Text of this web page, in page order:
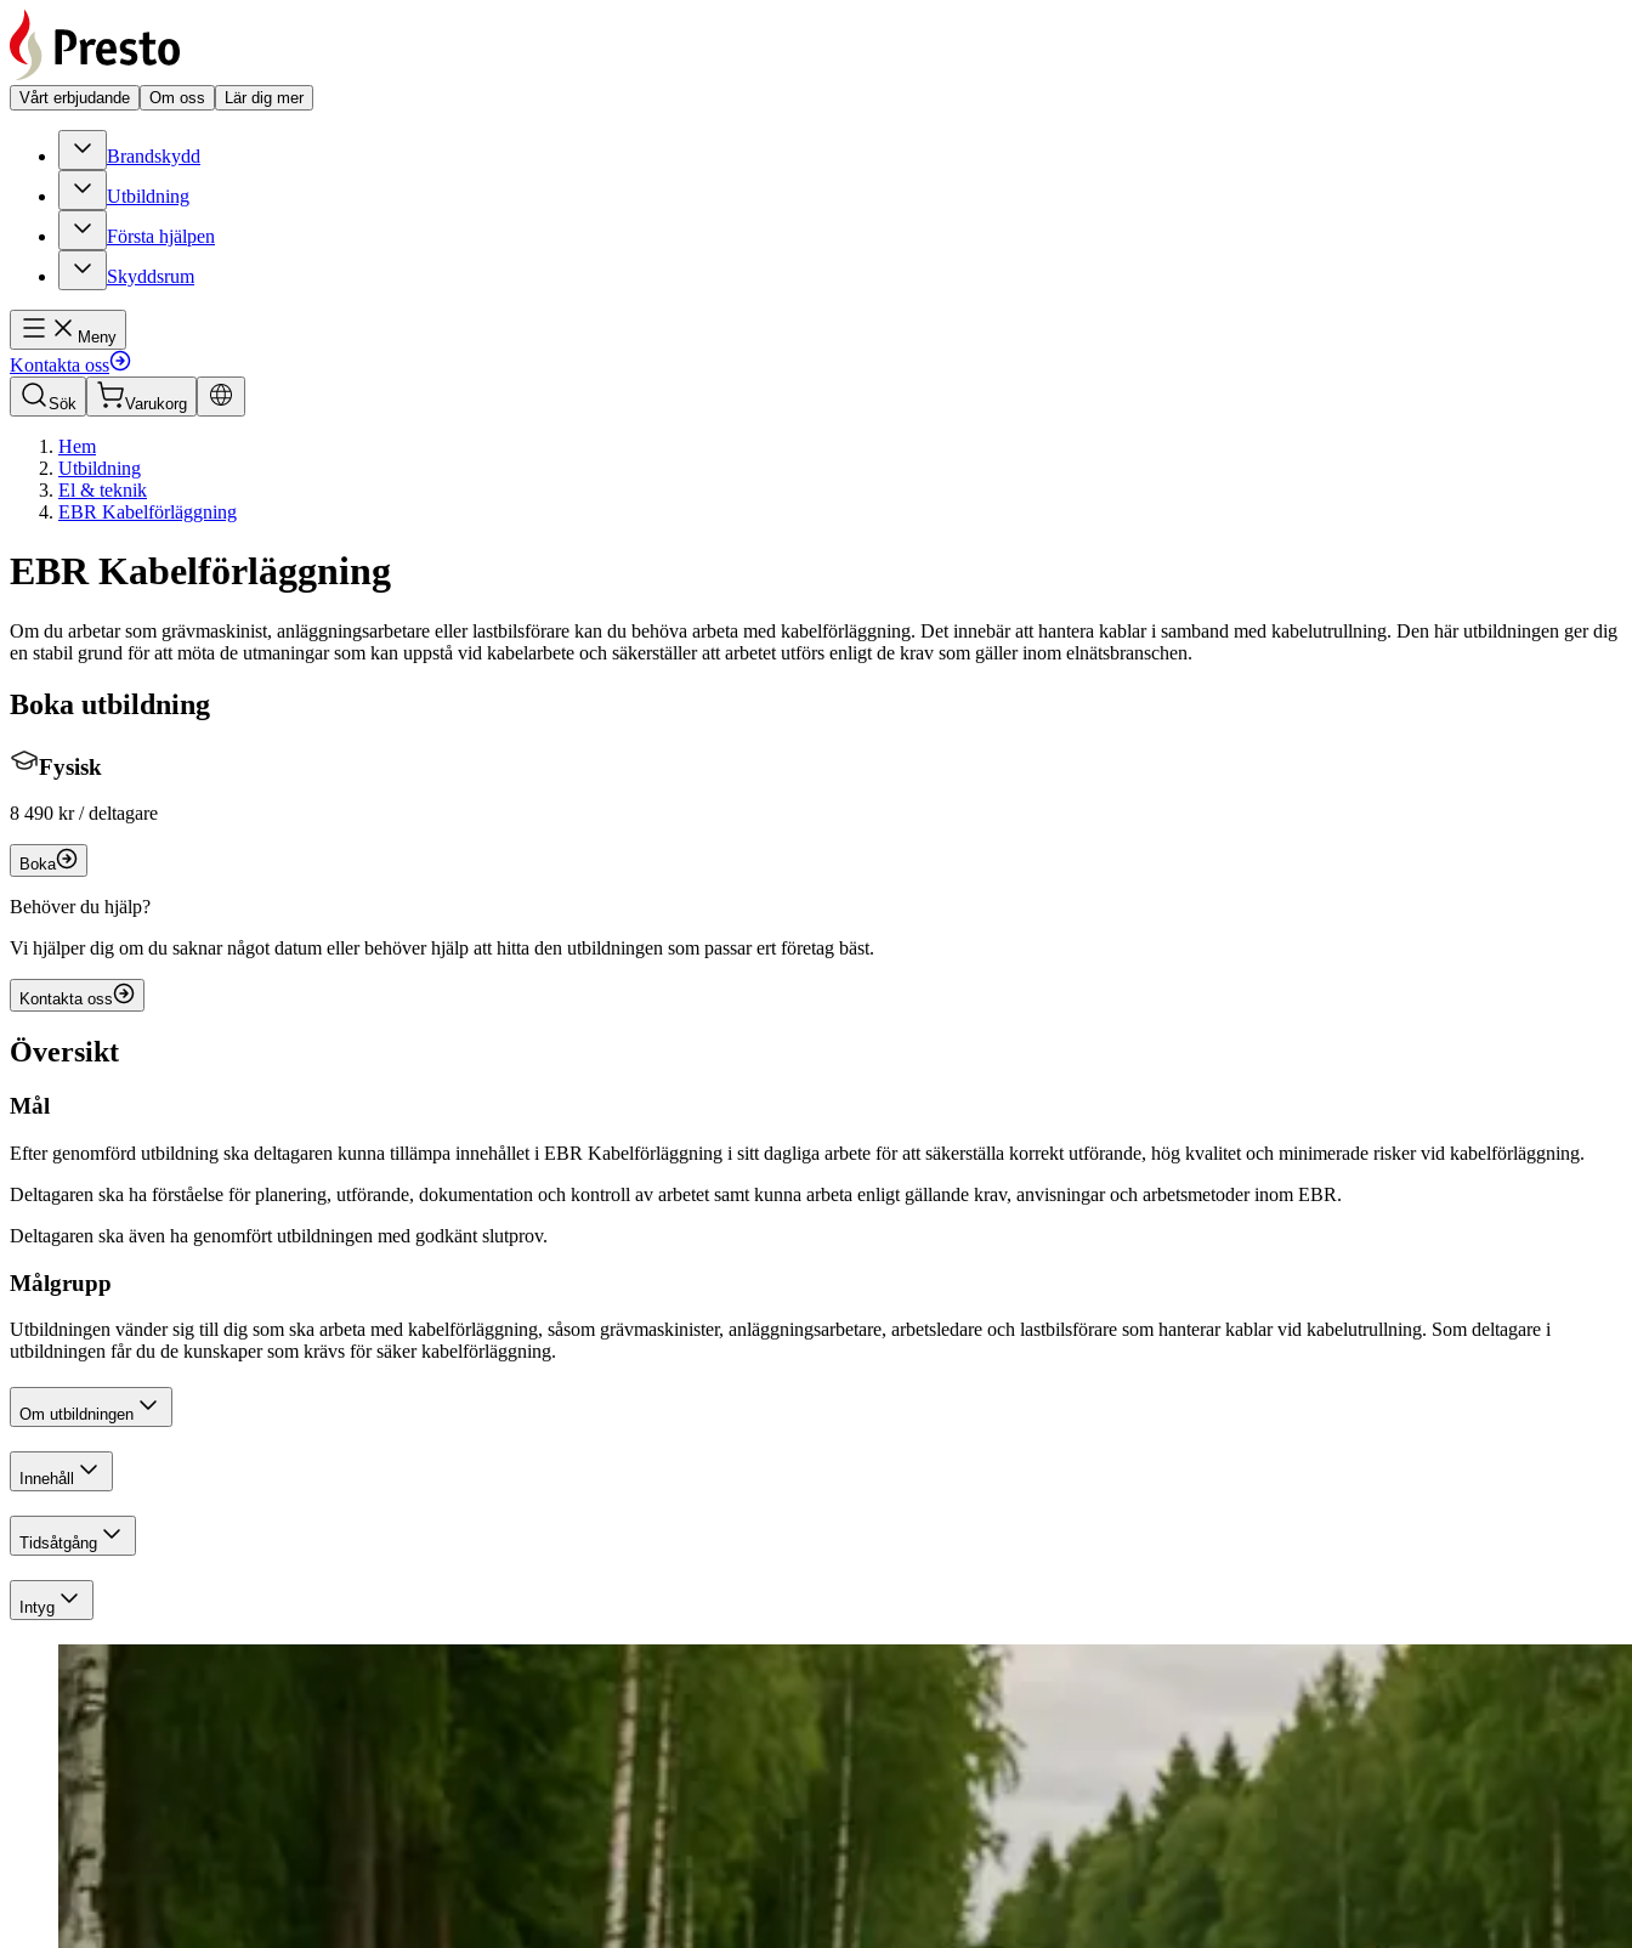
Vårt erbjudande Om oss Lär dig mer
Brandskydd
Utbildning
Första hjälpen
Skyddsrum
Meny
Kontakta oss
Sök Varukorg
Hem
Utbildning
El & teknik
EBR Kabelförläggning
EBR Kabelförläggning
Om du arbetar som grävmaskinist, anläggningsarbetare eller lastbilsförare kan du behöva arbeta med kabelförläggning. Det innebär att hantera kablar i samband med kabelutrullning. Den här utbildningen ger dig
en stabil grund för att möta de utmaningar som kan uppstå vid kabelarbete och säkerställer att arbetet utförs enligt de krav som gäller inom elnätsbranschen.
Boka utbildning
Fysisk
8 490 kr/ deltagare
Boka
Behöver du hjälp?
Vi hjälper dig om du saknar något datum eller behöver hjälp att hitta den utbildningen som passar ert företag bäst.
Kontakta oss
Översikt
Mål
Efter genomförd utbildning ska deltagaren kunna tillämpa innehållet i EBR Kabelförläggning i sitt dagliga arbete för att säkerställa korrekt utförande, hög kvalitet och minimerade risker vid kabelförläggning.
Deltagaren ska ha förståelse för planering, utförande, dokumentation och kontroll av arbetet samt kunna arbeta enligt gällande krav, anvisningar och arbetsmetoder inom EBR.
Deltagaren ska även ha genomfört utbildningen med godkänt slutprov.
Målgrupp
Utbildningen vänder sig till dig som ska arbeta med kabelförläggning, såsom grävmaskinister, anläggningsarbetare, arbetsledare och lastbilsförare som hanterar kablar vid kabelutrullning. Som deltagare i
utbildningen får du de kunskaper som krävs för säker kabelförläggning.
Om utbildningen
Innehåll
Tidsåtgång
Intyg